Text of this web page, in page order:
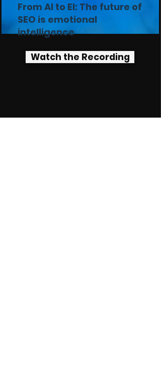
From AI to EI: The future of
SEO is emotional
intelligence
Watch the Recording